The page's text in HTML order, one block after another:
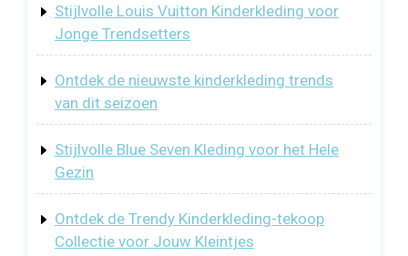
Stijlvolle Louis Vuitton Kinderkleding voor
Jonge Trendsetters
Ontdek de nieuwste kinderkleding trends
van dit seizoen
Stijlvolle Blue Seven Kleding voor het Hele
Gezin
Ontdek de Trendy Kinderkleding-tekoop
Collectie voor Jouw Kleintjes